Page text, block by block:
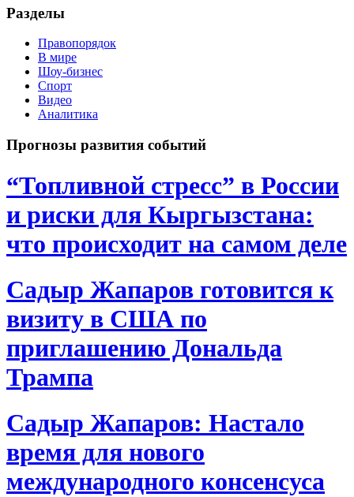
Разделы
Правопорядок
В мире
Шоу-бизнес
Спорт
Видео
Аналитика
Прогнозы развития событий
“Топливной стресс” в России
и риски для Кыргызстана:
что происходит на самом деле
Садыр Жапаров готовится к
визиту в США по
приглашению Дональда
Трампа
Садыр Жапаров: Настало
время для нового
международного консенсуса